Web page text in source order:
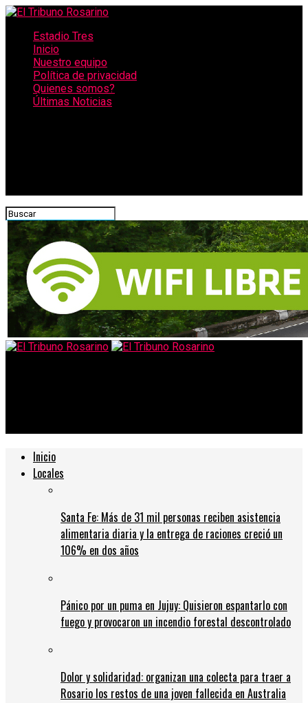
Estadio Tres
Inicio
Nuestro equipo
Política de privacidad
Quienes somos?
Últimas Noticias
Inicio
Locales
Santa Fe: Más de 31 mil personas reciben asistencia
alimentaria diaria y la entrega de raciones creció un
106% en dos años
Pánico por un puma en Jujuy: Quisieron espantarlo con
fuego y provocaron un incendio forestal descontrolado
Dolor y solidaridad: organizan una colecta para traer a
Rosario los restos de una joven fallecida en Australia